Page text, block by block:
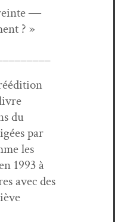
―
? »
du
par
les
1993 à
avec des